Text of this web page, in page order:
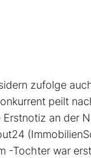
zufolge
peilt
an der
-Tochter war